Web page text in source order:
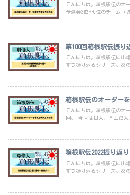
こんにちは。箱根駅伝のオ
予選会3位～6位のチーム（
創価大 第100回箱根駅伝振り
こんにちは。箱根駅伝に出
ずつ振り返るシリーズ。あ
箱根駅伝 箱根駅伝のオーダー
こんにちは。箱根駅伝のオ
回。 今回は日大、国士舘大
専修大 箱根駅伝2022振り返
こんにちは。箱根駅伝に出
ずつ振り返るシリーズ。あ